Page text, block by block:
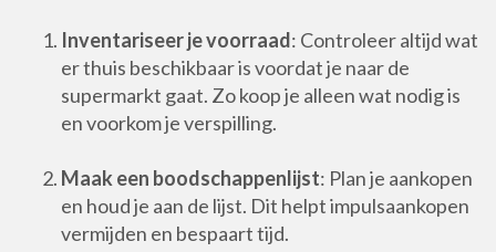
Inventariseer je voorraad: Controleer altijd wat
er thuis beschikbaar is voordat je naar de
supermarkt gaat. Zo koop je alleen wat nodig is
en voorkom je verspilling.
Maak een boodschappenlijst: Plan je aankopen
en houd je aan de lijst. Dit helpt impulsaankopen
vermijden en bespaart tijd.